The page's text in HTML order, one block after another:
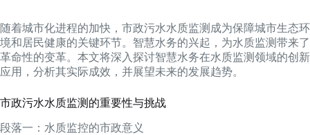
随着城市化进程的加快，市政污水水质监测成为保障城市生态环
境和居民健康的关键环节。智慧水务的兴起，为水质监测带来了
革命性的变革。本文将深入探讨智慧水务在水质监测领域的创新
应用，分析其实际成效，并展望未来的发展趋势。
市政污水水质监测的重要性与挑战
段落一：水质监控的市政意义